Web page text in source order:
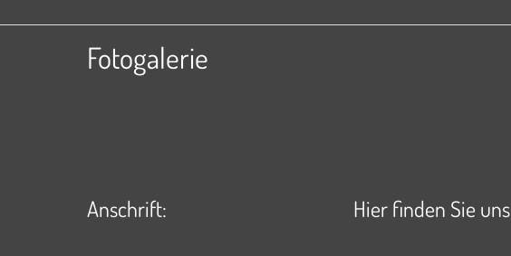
Fotogalerie
Anschrift: Hier finden Sie uns